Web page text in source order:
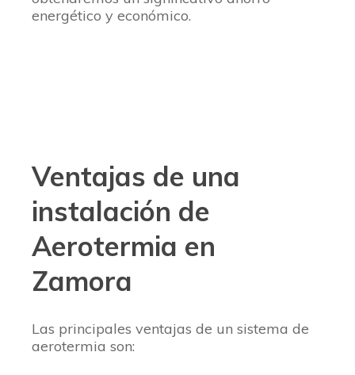
energético y económico.
Ventajas de una
instalación de
Aerotermia en
Zamora
Las principales ventajas de un sistema de
aerotermia son: